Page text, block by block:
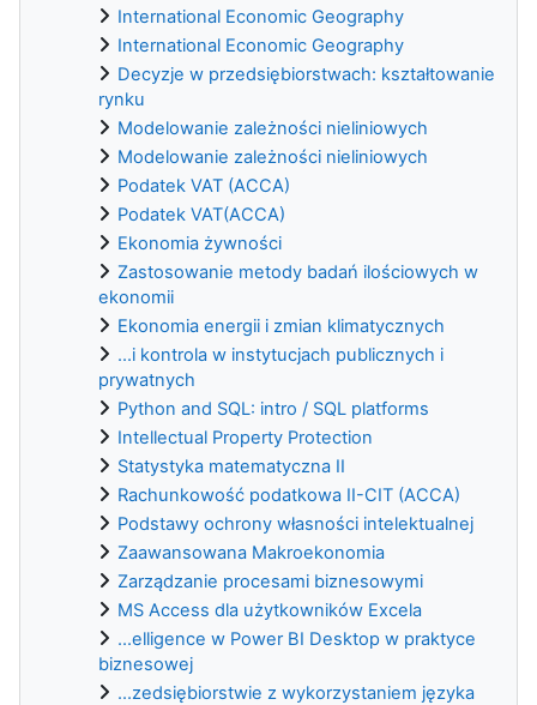
International Economic Geography
International Economic Geography
Decyzje w przedsiębiorstwach: kształtowanie
rynku
Modelowanie zależności nieliniowych
Modelowanie zależności nieliniowych
Podatek VAT (ACCA)
Podatek VAT(ACCA)
Ekonomia żywności
Zastosowanie metody badań ilościowych w
ekonomii
Ekonomia energii i zmian klimatycznych
...i kontrola w instytucjach publicznych i
prywatnych
Python and SQL: intro / SQL platforms
Intellectual Property Protection
Statystyka matematyczna II
Rachunkowość podatkowa II-CIT (ACCA)
Podstawy ochrony własności intelektualnej
Zaawansowana Makroekonomia
Zarządzanie procesami biznesowymi
MS Access dla użytkowników Excela
...elligence w Power BI Desktop w praktyce
biznesowej
...zedsiębiorstwie z wykorzystaniem języka